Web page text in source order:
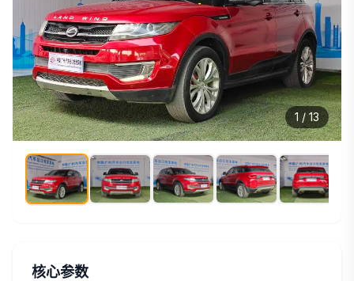
1 /13
核心参数